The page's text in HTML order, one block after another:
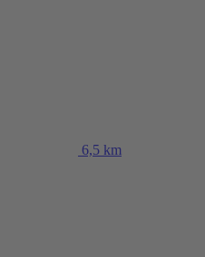
6,5 km